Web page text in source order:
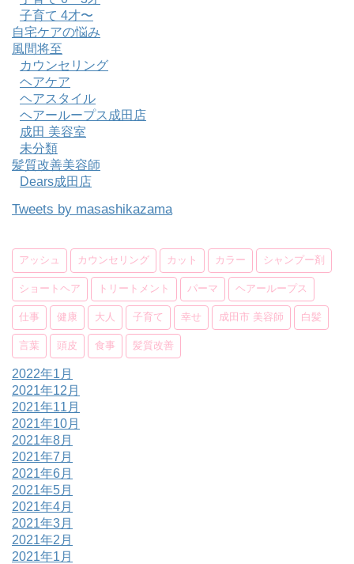
子育て 4才〜
自宅ケアの悩み
風間将至
カウンセリング
ヘアケア
ヘアスタイル
ヘアーループス成田店
成田 美容室
未分類
髪質改善美容師
Dears成田店
Tweets by masashikazama
アッシュ カウンセリング カット カラー シャンプー剤
ショートヘア トリートメント パーマ ヘアーループス
仕事 健康 大人 子育て 幸せ 成田市 美容師 白髪
言葉 頭皮 食事 髪質改善
2022年1月
2021年12月
2021年11月
2021年10月
2021年8月
2021年7月
2021年6月
2021年5月
2021年4月
2021年3月
2021年2月
2021年1月